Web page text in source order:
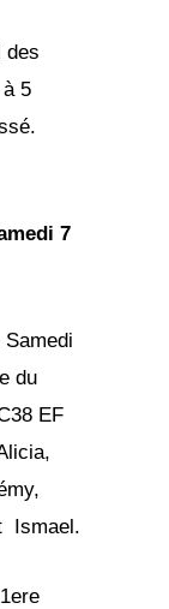
des
5
7
du
EF
Ismael.